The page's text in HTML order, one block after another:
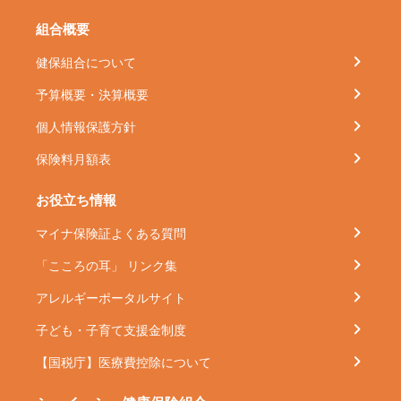
組合概要
健保組合について
予算概要・決算概要
個人情報保護方針
保険料月額表
お役立ち情報
マイナ保険証よくある質問
「こころの耳」 リンク集
アレルギーポータルサイト
子ども・子育て支援金制度
【国税庁】医療費控除について